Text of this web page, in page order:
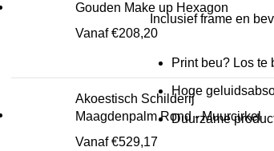
Inclusief frame en
Print beu? Los te
Hoge
Duurzame
Gouden Make up Hexagon
Vanaf€208,20
Akoestisch Schilderij
Maagdenpalm Rond - Muurcirkel
Vanaf€529,17